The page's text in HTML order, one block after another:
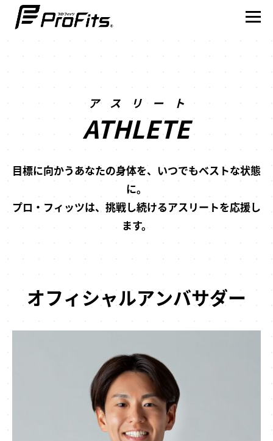
プロ･フィッツ®とは
製品ラインナップ
ATHLETE
アスリート
目標に向かうあなたの身体を、いつでもベストな状態
に。
プロ・フィッツは、挑戦し続けるアスリートを応援し
ます。
オフィシャルアンバサダー